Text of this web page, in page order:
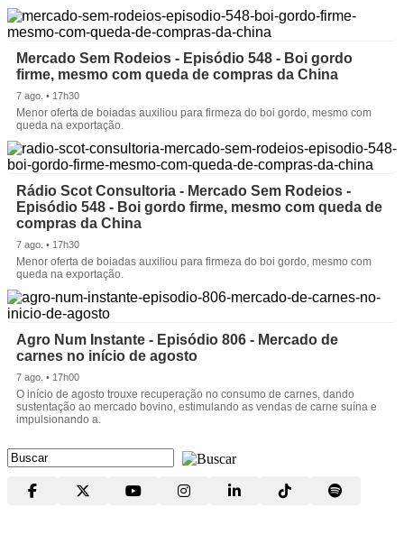
Mercado Sem Rodeios - Episódio 548 - Boi gordo
firme, mesmo com queda de compras da China
7 ago. • 17h30
Menor oferta de boiadas auxiliou para firmeza do boi gordo, mesmo com
queda na exportação.
Rádio Scot Consultoria - Mercado Sem Rodeios -
Episódio 548 - Boi gordo firme, mesmo com queda de
compras da China
7 ago. • 17h30
Menor oferta de boiadas auxiliou para firmeza do boi gordo, mesmo com
queda na exportação.
Agro Num Instante - Episódio 806 - Mercado de
carnes no início de agosto
7 ago. • 17h00
O início de agosto trouxe recuperação no consumo de carnes, dando
sustentação ao mercado bovino, estimulando as vendas de carne suína e
impulsionando a.